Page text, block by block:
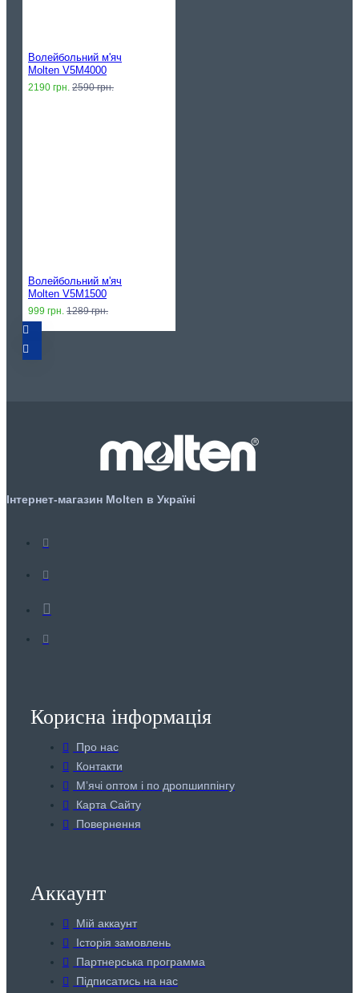
Волейбольний м'яч
Molten V5M4000
2190 грн. 2590 грн.
Волейбольний м'яч
Molten V5M1500
999 грн. 1289 грн.
Інтернет-магазин Molten в Україні
Корисна інформація
Про нас
Контакти
Мʼячі оптом і по дропшиппінгу
Карта Сайту
Повернення
Аккаунт
Мій аккаунт
Історія замовлень
Партнерська программа
Підписатись на нас